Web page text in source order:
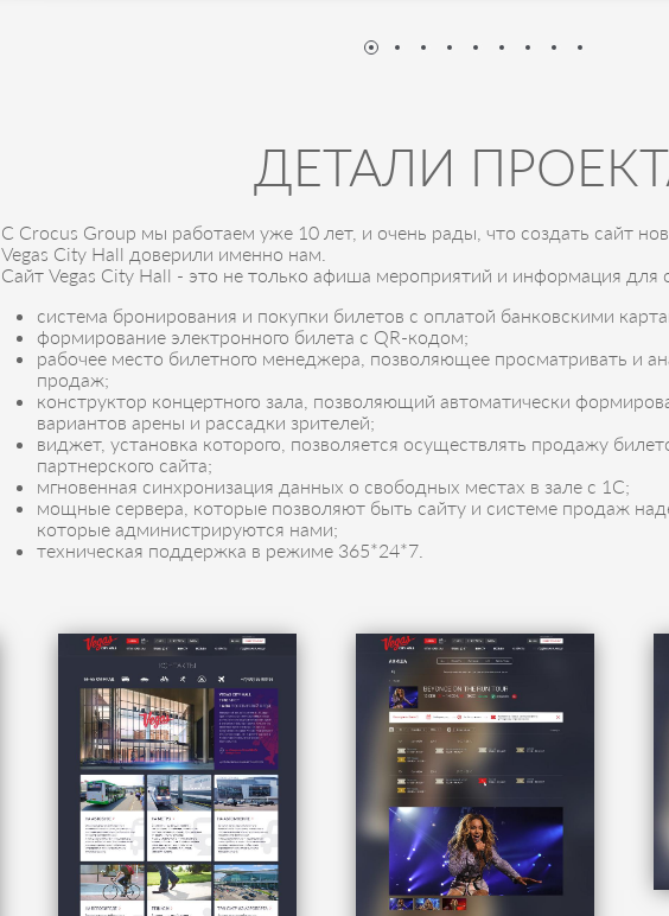
ДЕТАЛИ
С Сrocus Group мы работаем уже 10 лет, и очень рады, что создать сайт
Vegas City Hall доверили именно нам.
Сайт Vegas City Hall - это не только афиша мероприятий и информация для
система бронирования и покупки билетов с оплатой банковскими
формирование электронного билета с QR-кодом;
рабочее место билетного менеджера, позволяющее просматривать и
продаж;
конструктор концертного зала, позволяющий автоматически
вариантов арены и рассадки зрителей;
виджет, установка которого, позволяется осуществлять продажу
партнерского сайта;
мгновенная синхронизация данных о свободных местах в зале с 1С;
мощные сервера, которые позволяют быть сайту и системе продаж
которые администрируются нами;
техническая поддержка в режиме 365*24*7.